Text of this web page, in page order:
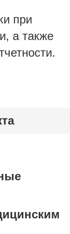
при
а также